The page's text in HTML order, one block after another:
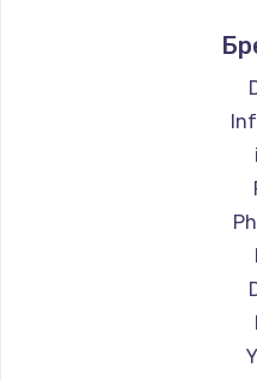
Ремонт
Ремонт
Ремонт
Ремонт
Ремонт
Ремонт
Ремонт
Ремонт
Ремонт
Ремонт